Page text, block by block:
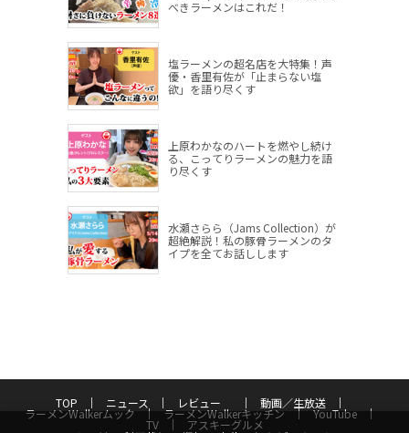
べきラーメンはこれだ！
塩ラーメンの超名店を大特集！声
優・香里有佐が「止まらない塩
欲」を語り尽くす
上原わかなのハートを燃やし続け
る、こってりラーメンの魅力を語
り尽くす
水瀬さらら（Jams Collection）が
超絶解説！私の豚骨ラーメンのタ
イプを全てお話しします
TOP ニュース レビュー 動画／生放送
ラーメンWalkerムック ラーメンWalkerキッチン YouTube
TV アスキーグルメ